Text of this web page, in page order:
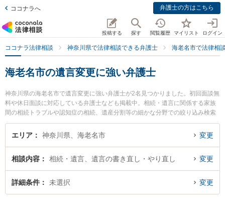
ココナラへ 弁護士の方はこちら
投稿する 探す 閲覧履歴 マイリスト ログイン
ココナラ法律相談 神奈川県で法律相談できる弁護士 海老名市で法律相
海老名市の遺言変更に強い弁護士
神奈川県の海老名市で遺言変更に強い弁護士が2名見つかりました。初回面談無
料や休日面談に対応している弁護士なども掲載中。相続・遺言に関係する家族
間の相続トラブルや認知症の相続、遺産分割等の細かな分野での絞り込み検索
もでき便利です。特に弁護士法人フォースクエア法律事務所 海老名オフィスの
市之瀬 龍和弁護士やしのだ法律事務所の篠田 大地弁護士のプロフィール情報や
解決の実績豊富な近くの弁護士を検索したい』『初回相談無料で遺言変更を法
律相談できる海老名市内の弁護士に相談予約したい』などでお困りの相談者さ
んにおすすめです。
エリア 神奈川県、海老名市 変更
相談内容 相続・遺言、遺言の書き直し・やり直し 変更
詳細条件 未選択 変更